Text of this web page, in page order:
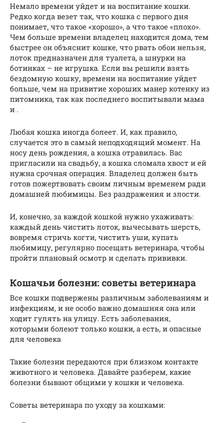
Немало времени уйдет и на воспитание кошки.
Редко когда везет так, что кошка с первого дня
понимает, что такое «хорошо», а что такое «плохо».
Чем больше времени владелец находится дома, тем
быстрее он объяснит кошке, что рвать обои нельзя,
лоток предназначен для туалета, а шнурки на
ботинках – не игрушка. Если вы решили взять
бездомную кошку, времени на воспитание уйдет
больше, чем на привитие хороших манер котенку из
питомника, так как последнего воспитывали мама
и .
Любая кошка иногда болеет. И, как правило,
случается это в самый неподходящий момент. На
носу день рождения, а кошка отравилась. Вас
пригласили на свадьбу, а кошка сломала хвост и ей
нужна срочная операция. Владелец должен быть
готов пожертвовать своим личным временем ради
домашней любимицы. Без раздражения и злости.
И, конечно, за каждой кошкой нужно ухаживать:
каждый день чистить лоток, вычесывать шерсть,
вовремя стричь когти, чистить уши, купать
любимицу, регулярно посещать ветеринара, чтобы
пройти плановый осмотр и сделать прививки.
Кошачьи болезни: советы ветеринара
Все кошки подвержены различным заболеваниям и
инфекциям, и не особо важно домашняя она или
ходит гулять на улицу. Есть заболевания,
которыми болеют только кошки, а есть, и опасные
для человека
Такие болезни передаются при близком контакте
животного и человека. Давайте разберем, какие
болезни бывают общими у кошки и человека.
Советы ветеринара по уходу за кошками: